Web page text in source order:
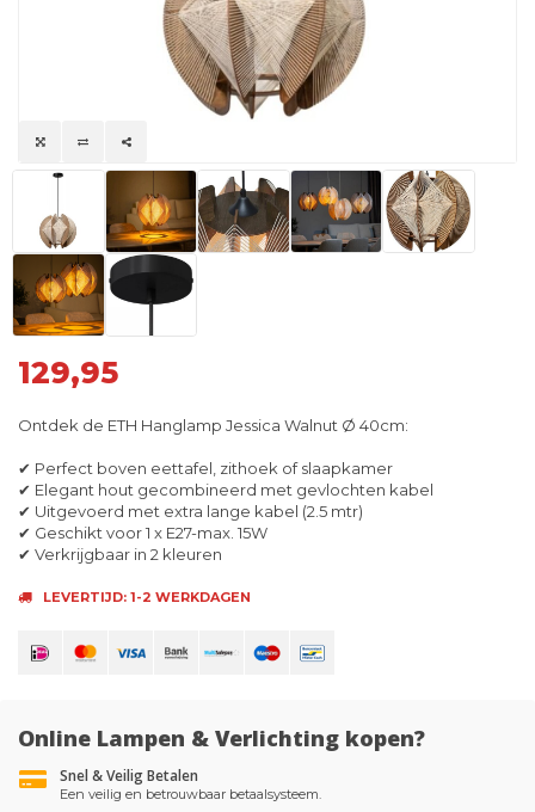
129,95
Ontdek de ETH Hanglamp Jessica Walnut Ø 40cm:
✔ Perfect boven eettafel, zithoek of slaapkamer
✔ Elegant hout gecombineerd met gevlochten kabel
✔ Uitgevoerd met extra lange kabel (2.5 mtr)
✔ Geschikt voor 1 x E27-max. 15W
✔ Verkrijgbaar in 2 kleuren
LEVERTIJD: 1-2 WERKDAGEN
Online Lampen & Verlichting kopen?
Snel & Veilig Betalen
Een veilig en betrouwbaar betaalsysteem.